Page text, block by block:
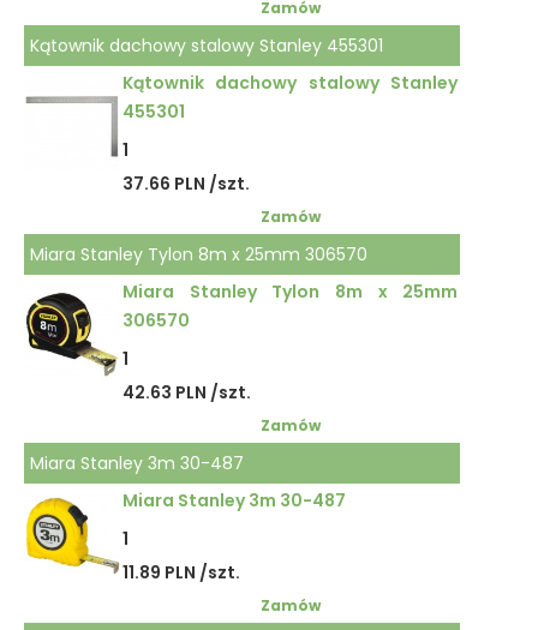
Zamów
Kątownik dachowy stalowy Stanley 455301
Kątownik dachowy stalowy Stanley
455301
1
37.66 PLN /szt.
Zamów
Miara Stanley Tylon 8m x 25mm 306570
Miara Stanley Tylon 8m x 25mm
306570
1
42.63 PLN /szt.
Zamów
Miara Stanley 3m 30-487
Miara Stanley 3m 30-487
1
11.89 PLN /szt.
Zamów